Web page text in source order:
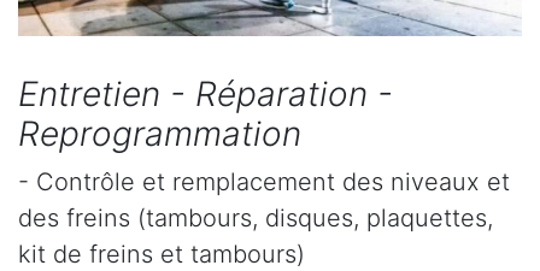
Entretien - Réparation -
Reprogrammation
- Contrôle et remplacement des niveaux et
des freins (tambours, disques, plaquettes,
kit de freins et tambours)